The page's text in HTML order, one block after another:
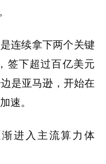
连续拿下两个关键
签下超过百亿美元
是亚马逊，开始在
速。
进入主流算力体